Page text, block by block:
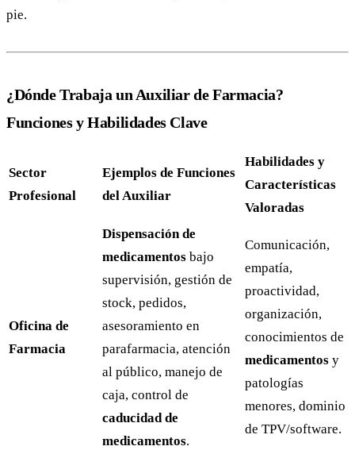
pie.
¿Dónde Trabaja un Auxiliar de Farmacia?
Funciones y Habilidades Clave
Sector
Profesional
Ejemplos de Funciones
del Auxiliar
Habilidades y
Características
Valoradas
Oficina de
Farmacia
Dispensación de
medicamentos bajo
supervisión, gestión de
stock, pedidos,
asesoramiento en
parafarmacia, atención
al público, manejo de
caja, control de
caducidad de
medicamentos.
Comunicación,
empatía,
proactividad,
organización,
conocimientos de
medicamentos y
patologías
menores, dominio
de TPV/software.